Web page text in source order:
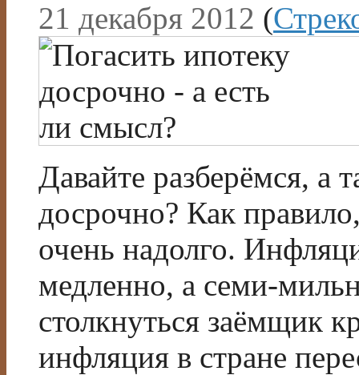
21 декабря 2012 (
Давайте разберёмся, а
досрочно? Как
очень надолго.
медленно, а семи-
столкнуться заёмщик
инфляция в стране